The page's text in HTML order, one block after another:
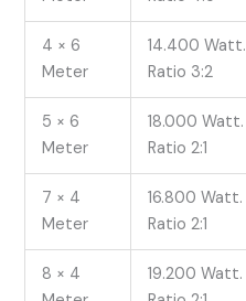
4 × 6
Meter
14.400 Watt.
Ratio 3:2
5 × 6
Meter
18.000 Watt.
Ratio 2:1
7 × 4
Meter
16.800 Watt.
Ratio 2:1
8 × 4
19.200 Watt.